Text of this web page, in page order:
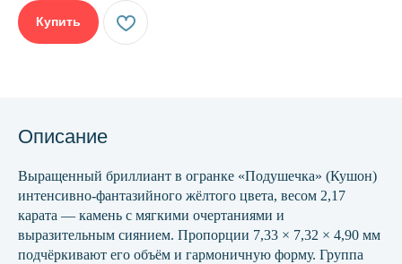
Купить
Описание
Выращенный бриллиант в огранке «Подушечка» (Кушон)
интенсивно-фантазийного жёлтого цвета, весом 2,17
карата — камень с мягкими очертаниями и
выразительным сиянием. Пропорции 7,33 × 7,32 × 4,90 мм
подчёркивают его объём и гармоничную форму. Группа